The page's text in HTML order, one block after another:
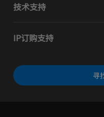
技术支持
IP订购支持
寻